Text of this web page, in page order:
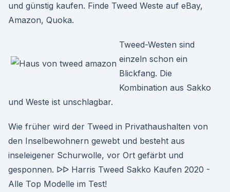
und günstig kaufen. Finde Tweed Weste auf eBay,
Amazon, Quoka.
Tweed-Westen sind
einzeln schon ein
Blickfang. Die
Kombination aus Sakko
und Weste ist unschlagbar.
Wie früher wird der Tweed in Privathaushalten von
den Inselbewohnern gewebt und besteht aus
inseleigener Schurwolle, vor Ort gefärbt und
gesponnen. ᐅᐅ Harris Tweed Sakko Kaufen 2020 -
Alle Top Modelle im Test!